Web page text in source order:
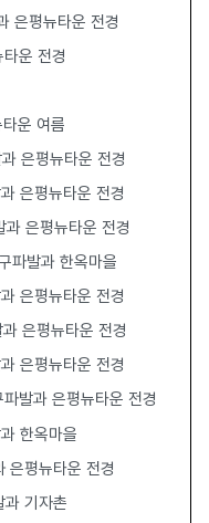
은평뉴타운 전경
운 전경
운 여름
은평뉴타운 전경
은평뉴타운 전경
은평뉴타운 전경
파발과 한옥마을
은평뉴타운 전경
은평뉴타운 전경
은평뉴타운 전경
발과 은평뉴타운 전경
한옥마을
평뉴타운 전경
기자촌